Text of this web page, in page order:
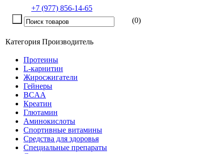
+7 (977) 856-14-65
(0)
Категория Производитель
Протеины
L-карнитин
Жиросжигатели
Гейнеры
BCAA
Креатин
Глютамин
Аминокислоты
Спортивные витамины
Средства для здоровья
Специальные препараты